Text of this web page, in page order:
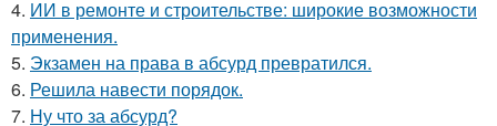
4. ИИ в ремонте и строительстве: широкие возможности
применения.
5. Экзамен на права в абсурд превратился.
6. Решила навести порядок.
7. Ну что за абсурд?